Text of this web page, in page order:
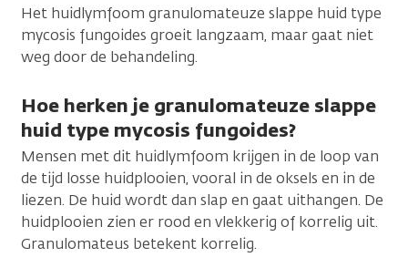
Het huidlymfoom granulomateuze slappe huid type
mycosis fungoides groeit langzaam, maar gaat niet
weg door de behandeling.
Hoe herken je granulomateuze slappe
huid type mycosis fungoides?
Mensen met dit huidlymfoom krijgen in de loop van
de tijd losse huidplooien, vooral in de oksels en in de
liezen. De huid wordt dan slap en gaat uithangen. De
huidplooien zien er rood en vlekkerig of korrelig uit.
Granulomateus betekent korrelig.